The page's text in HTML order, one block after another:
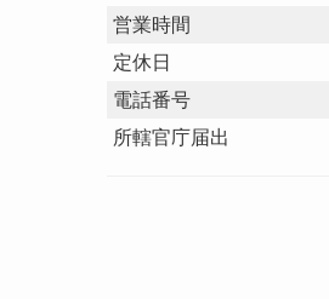
営業時間
定休日
電話番号
所轄官庁届出